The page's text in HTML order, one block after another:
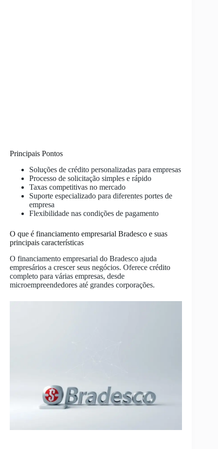
Principais Pontos
Soluções de crédito personalizadas para empresas
Processo de solicitação simples e rápido
Taxas competitivas no mercado
Suporte especializado para diferentes portes de
empresa
Flexibilidade nas condições de pagamento
O que é financiamento empresarial Bradesco e suas
principais características
O financiamento empresarial do Bradesco ajuda
empresários a crescer seus negócios. Oferece crédito
completo para várias empresas, desde
microempreendedores até grandes corporações.